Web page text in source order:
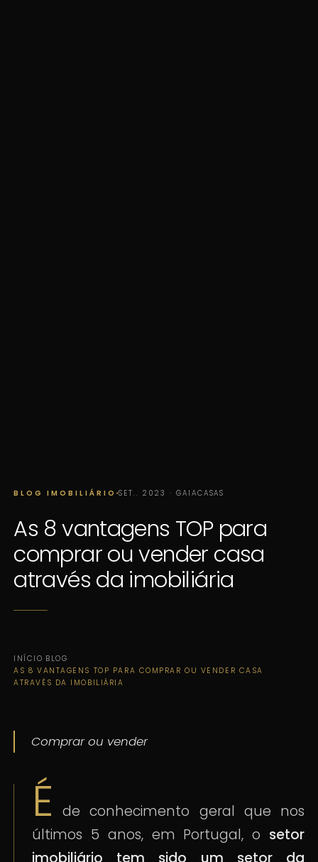
BLOG IMOBILIÁRIO SET.. 2023 · GAIACASAS
As 8 vantagens TOP para
comprar ou vender casa
através da imobiliária
INÍCIO·BLOG·
AS 8 VANTAGENS TOP PARA COMPRAR OU VENDER CASA
ATRAVÉS DA IMOBILIÁRIA
Comprar ou vender
É de conhecimento geral que nos
últimos 5 anos, em Portugal, o setor